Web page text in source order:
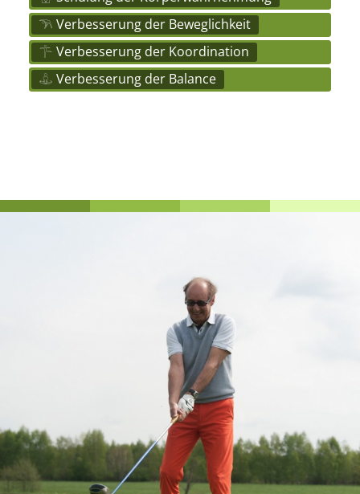
Verbesserung der Beweglichkeit
Verbesserung der Koordination
Verbesserung der Balance